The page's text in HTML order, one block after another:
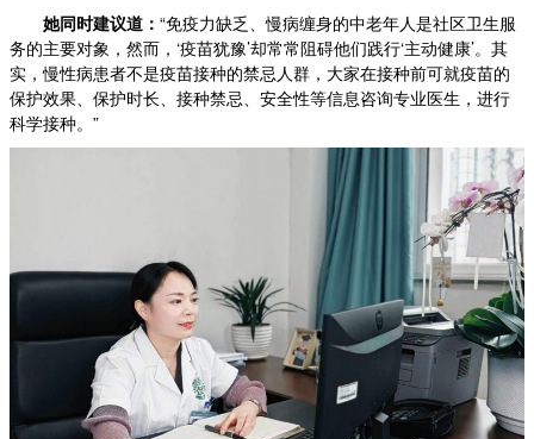
她同时建议道： “免疫力缺乏、慢病缠身的中老年人是社区卫生服
务的主要对象，然而，‘疫苗犹豫’却常常阻碍他们践行‘主动健康’。其
实，慢性病患者不是疫苗接种的禁忌人群，大家在接种前可就疫苗的
保护效果、保护时长、接种禁忌、安全性等信息咨询专业医生，进行
科学接种。”